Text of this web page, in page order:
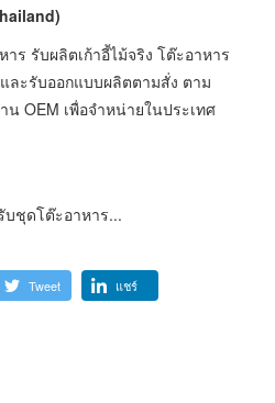
ร รับผลิตเก้าอี้ไม้จริง โต๊ะอาหาร
ละรับออกแบบผลิตตามสั่ง ตาม
น OEM เพื่อจำหน่ายในประเทศ
ชุดโต๊ะอาหาร...
Tweet แชร์